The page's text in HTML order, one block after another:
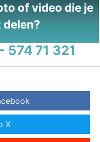
of video die je
574 71 321
X